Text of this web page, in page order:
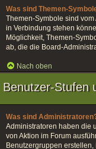
Was sind Themen-
Themen-Symbole sind
in Verbindung stehen
Möglichkeit, Themen-
ab, die die Board-
Nach oben
Benutzer-Stufen
Was sind
Administratoren haben die
von Aktion im Forum
Benutzergruppen